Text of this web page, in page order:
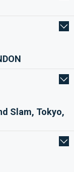
Slam, Tokyo,